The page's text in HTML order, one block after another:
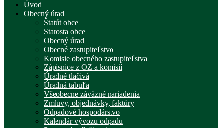
Úvod
Obecný úrad
Štatút obce
Starosta obce
Obecný úrad
Obecné zastupiteľstvo
Komisie obecného zastupiteľstva
Zápisnice z OZ a komisií
Úradné tlačivá
Úradná tabuľa
Všeobecne záväzné nariadenia
Zmluvy, objednávky, faktúry
Odpadové hospodárstvo
Kalendár vývozu odpadu